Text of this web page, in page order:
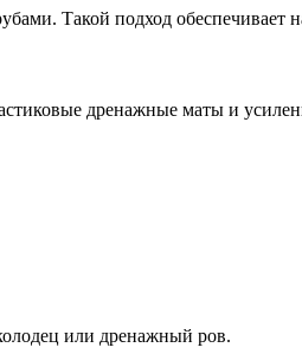
Такой подход обеспечивает
дренажные маты и
или дренажный ров.